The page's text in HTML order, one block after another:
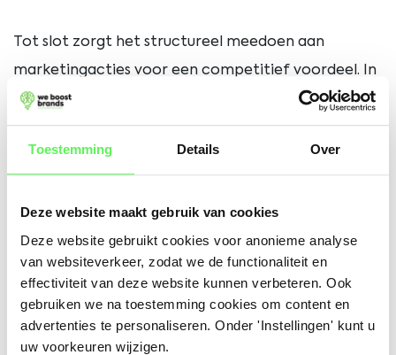
Toestemming Details Over
Deze website maakt gebruik van cookies
Deze website gebruikt cookies voor anonieme analyse
van websiteverkeer, zodat we de functionaliteit en
effectiviteit van deze website kunnen verbeteren. Ook
gebruiken we na toestemming cookies om content en
advertenties te personaliseren. Onder 'Instellingen' kunt u
uw voorkeuren wijzigen.
Tot slot zorgt het structureel meedoen aan
marketingacties voor een competitief voordeel. In
markten waar meerdere aanbieders vergelijkbare
producten verkopen, kan een hogere organische
positie het verschil maken tussen een verkoop en
marketplace-acties, investeer je niet alleen in
directe omzet, maar ook in langdurige
zichtbaarheid en groei.